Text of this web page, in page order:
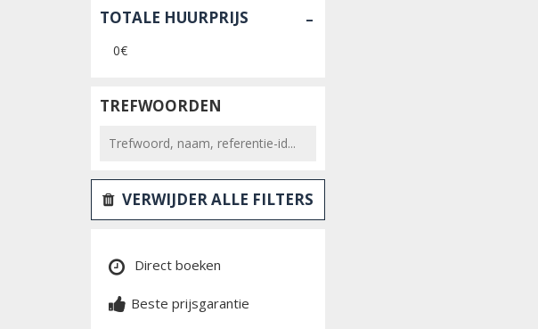
TOTALE HUURPRIJS -
0€
TREFWOORDEN
VERWIJDER ALLE FILTERS
Direct boeken
Beste prijsgarantie